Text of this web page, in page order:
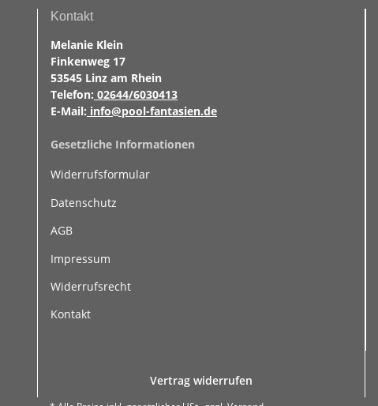
Kontakt
Melanie Klein
Finkenweg 17
53545 Linz am Rhein
Telefon: 02644/6030413
E-Mail: info@pool-fantasien.de
Gesetzliche Informationen
Widerrufsformular
Datenschutz
AGB
Impressum
Widerrufsrecht
Kontakt
Vertrag widerrufen